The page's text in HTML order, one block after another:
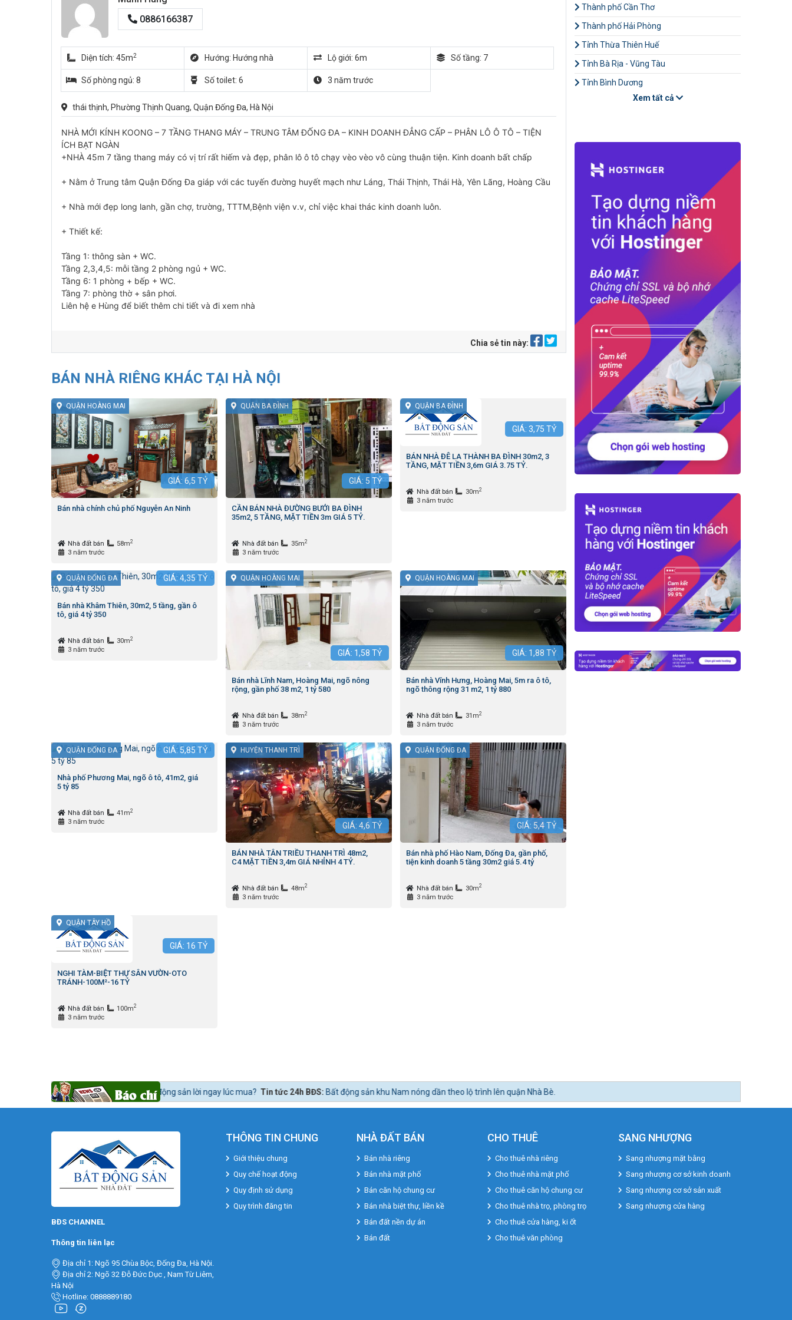
0886166387
Diện tích: 45m2 Hướng: Hướng nhà Lộ giới: 6m Số tầng: 7
Số phòng ngủ: 8 Số toilet: 6 3 năm trước
thái thịnh, Phường Thịnh Quang, Quận Đống Đa, Hà Nội
NHÀ MỚI KÍNH KOONG – 7 TẦNG THANG MÁY – TRUNG TÂM ĐỐNG ĐA – KINH DOANH ĐẲNG CẤP – PHÂN LÔ Ô TÔ – TIỆN
ÍCH BẠT NGÀN
+NHÀ 45m 7 tầng thang máy có vị trí rất hiếm và đẹp, phân lô ô tô chạy vèo vèo vô cùng thuận tiện. Kinh doanh bất chấp
+ Nằm ở Trung tâm Quận Đống Đa giáp với các tuyến đường huyết mạch như Láng, Thái Thịnh, Thái Hà, Yên Lãng, Hoàng Cầu
+ Nhà mới đẹp long lanh, gần chợ, trường, TTTM,Bệnh viện v.v, chỉ việc khai thác kinh doanh luôn.
+ Thiết kế:
Tầng 1: thông sàn + WC.
Tầng 2,3,4,5: mỗi tầng 2 phòng ngủ + WC.
Tầng 6: 1 phòng + bếp + WC.
Tầng 7: phòng thờ + sân phơi.
Liên hệ e Hùng để biết thêm chi tiết và đi xem nhà
Chia sẻ tin này:
BÁN NHÀ RIÊNG KHÁC TẠI HÀ NỘI
QUẬN HOÀNG MAI
GIÁ: 6,5 TỶ
Bán nhà chính chủ phố Nguyễn An Ninh
Nhà đất bán 58m2
3 năm trước
QUẬN BA ĐÌNH
GIÁ: 5 TỶ
CẦN BÁN NHÀ ĐƯỜNG BƯỞI BA ĐÌNH
35m2, 5 TẦNG, MẶT TIỀN 3m GIÁ 5 TỶ.
Nhà đất bán 35m2
3 năm trước
QUẬN BA ĐÌNH
GIÁ: 3,75 TỶ
BÁN NHÀ ĐÊ LA THÀNH BA ĐÌNH 30m2, 3
TẦNG, MẶT TIỀN 3,6m GIÁ 3.75 TỶ.
Nhà đất bán 30m2
3 năm trước
QUẬN ĐỐNG ĐA GIÁ:4,35 TỶ
Bán nhà Khâm Thiên, 30m2, 5 tầng, gần ô
tô, giá 4 tỷ 350
Nhà đất bán 30m2
3 năm trước
QUẬN HOÀNG MAI
GIÁ: 1,58 TỶ
Bán nhà Lĩnh Nam, Hoàng Mai, ngõ nông
rộng, gần phố 38 m2, 1 tỷ 580
Nhà đất bán 38m2
3 năm trước
QUẬN HOÀNG MAI
GIÁ: 1,88 TỶ
Bán nhà Vĩnh Hưng, Hoàng Mai, 5m ra ô tô,
ngõ thông rộng 31 m2, 1 tỷ 880
Nhà đất bán 31m2
3 năm trước
QUẬN ĐỐNG ĐA GIÁ:5,85TỶ
Nhà phố Phương Mai, ngõ ô tô, 41m2, giá
5 tỷ 85
Nhà đất bán 41m2
3 năm trước
HUYỆN THANH TRÌ
GIÁ: 4,6 TỶ
BÁN NHÀ TÂN TRIỀU THANH TRÌ 48m2,
C4 MẶT TIỀN 3,4m GIÁ NHỈNH 4 TỶ.
Nhà đất bán 48m2
3 năm trước
QUẬN ĐỐNG ĐA
GIÁ: 5,4TỶ
Bán nhà phố Hào Nam, Đống Đa, gần phố,
tiện kinh doanh 5 tầng 30m2 giá 5.4 tỷ
Nhà đất bán 30m2
3 năm trước
QUẬN TÂY HỒ
GIÁ: 16 TỶ
NGHI TÀM-BIỆT THỰ SÂN VƯỜN-OTO
TRÁNH-100M²-16 TỶ
Nhà đất bán 100m2
3 năm trước
Thành phố Cần Thơ
Thành phố Hải Phòng
Tỉnh Thừa Thiên Huế
Tỉnh Bà Rịa - Vũng Tàu
Tỉnh Bình Dương
Xem tất cả
thế nào để mua bất động sản lời ngay lúc mua? Tin tức 24h BĐS:Bất động sản khu Nam nóng dần theo lộ trình lên quận Nhà Bè.
BĐS CHANNEL
Thông tin liên lạc
Địa chỉ 1: Ngõ 95 Chùa Bộc, Đống Đa, Hà Nội.
Địa chỉ 2: Ngõ 32 Đỗ Đức Dục , Nam Từ Liêm,
Hà Nội
Hotline: 0888889180
THÔNG TIN CHUNG
Giới thiệu chung
Quy chế hoạt động
Quy định sử dụng
Quy trình đăng tin
NHÀ ĐẤT BÁN
Bán nhà riêng
Bán nhà mặt phố
Bán căn hộ chung cư
Bán nhà biệt thự, liền kề
Bán đất nền dự án
Bán đất
CHO THUÊ
Cho thuê nhà riêng
Cho thuê nhà mặt phố
Cho thuê căn hộ chung cư
Cho thuê nhà trọ, phòng trọ
Cho thuê cửa hàng, ki ốt
Cho thuê văn phòng
SANG NHƯỢNG
Sang nhượng mặt bằng
Sang nhượng cơ sở kinh doanh
Sang nhượng cơ sở sản xuất
Sang nhượng cửa hàng